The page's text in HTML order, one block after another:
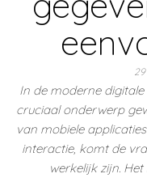
In de moderne
cruciaal onderwerp
van mobiele
interactie, komt de
werkelijk zijn.